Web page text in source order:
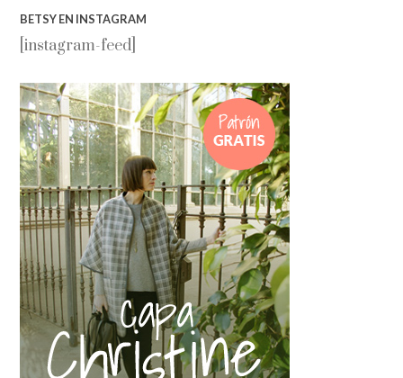
BETSY EN INSTAGRAM
[instagram-feed]